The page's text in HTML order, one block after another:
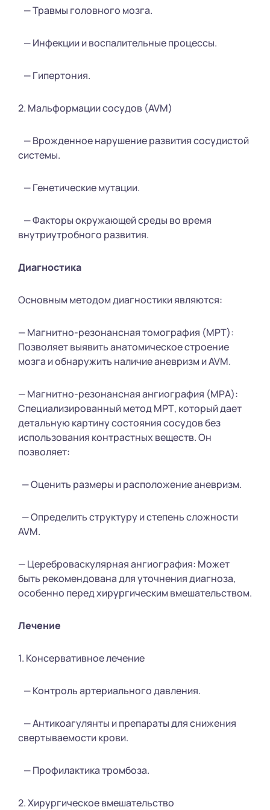
— Травмы головного мозга.
— Инфекции и воспалительные процессы.
— Гипертония.
2. Мальформации сосудов (AVM)
— Врожденное нарушение развития сосудистой
системы.
— Генетические мутации.
— Факторы окружающей среды во время
внутриутробного развития.
Диагностика
Основным методом диагностики являются:
— Магнитно-резонансная томография (МРТ):
Позволяет выявить анатомическое строение
мозга и обнаружить наличие аневризм и AVM.
— Магнитно-резонансная ангиография (МРА):
Специализированный метод МРТ, который дает
детальную картину состояния сосудов без
использования контрастных веществ. Он
позволяет:
— Оценить размеры и расположение аневризм.
— Определить структуру и степень сложности
AVM.
— Цереброваскулярная ангиография: Может
быть рекомендована для уточнения диагноза,
особенно перед хирургическим вмешательством.
Лечение
1. Консервативное лечение
— Контроль артериального давления.
— Антикоагулянты и препараты для снижения
свертываемости крови.
— Профилактика тромбоза.
2. Хирургическое вмешательство